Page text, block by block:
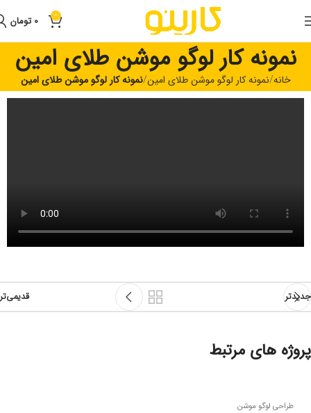
0
0 تومان
نمونه کار لوگو موشن طلای امین
خانه نمونه کار لوگو موشن طلای امین نمونه کار لوگو موشن طلای امین
جدیدتر قدیمی‌تر
پروژه های مرتبط
طراحی لوگو موشن